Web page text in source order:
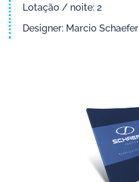
Lotação / noite: 2
Designer: Marcio Schaefer